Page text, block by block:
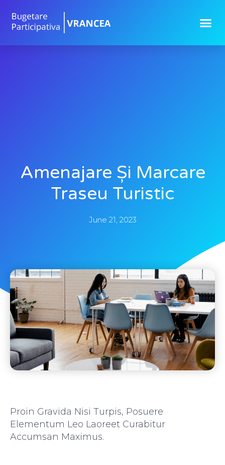
Amenajare Și Marcare
Traseu Turistic
June 21, 2023
Proin Gravida Nisi Turpis, Posuere
Elementum Leo Laoreet Curabitur
Accumsan Maximus.